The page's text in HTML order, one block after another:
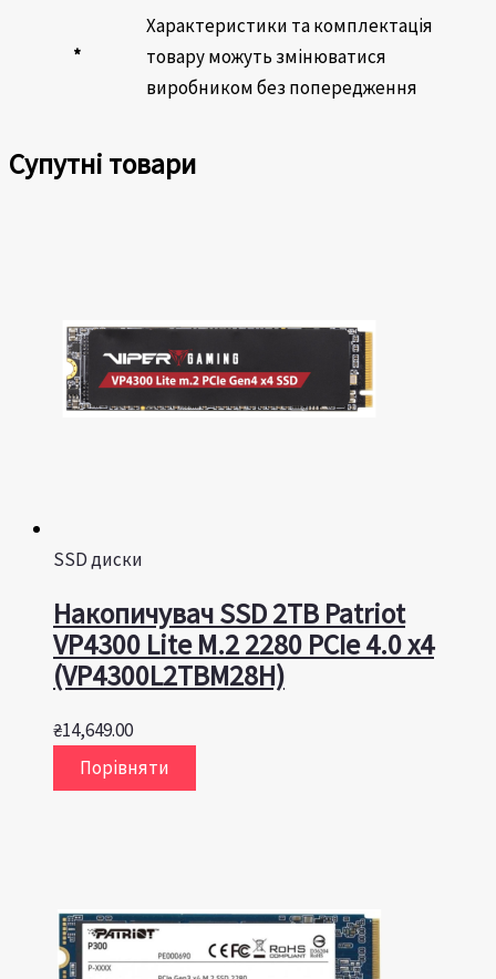
*
Характеристики та комплектація
товару можуть змінюватися
виробником без попередження
Супутні товари
SSD диски
Накопичувач SSD 2TB Patriot
VP4300 Lite M.2 2280 PCIe 4.0 x4
(VP4300L2TBM28H)
₴14,649.00
Порівняти